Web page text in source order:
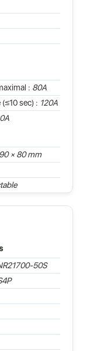
: 80A
sec) : 120A
× 80 mm
50S